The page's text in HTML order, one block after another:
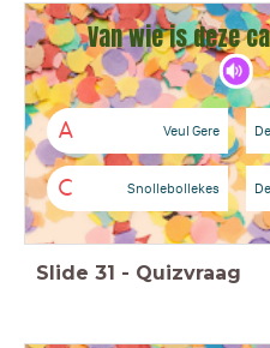
Van wie is deze
A Veul Gere
C Snollebollekes
Slide 31 - Quizvraag